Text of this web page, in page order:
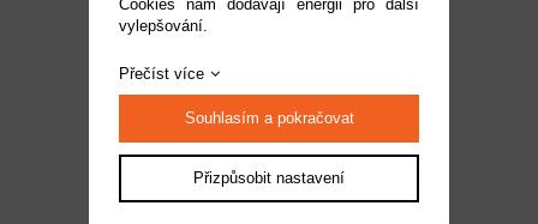
Cookies nám dodávají energii pro další
vylepšování.
Přečíst více
Souhlasím a pokračovat
Přizpůsobit nastavení